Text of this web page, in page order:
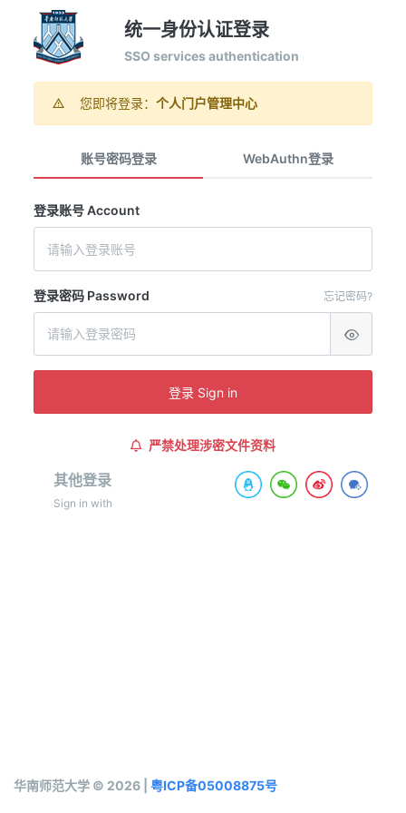
统一身份认证登录
SSO services authentication
您即将登录： 个人门户管理中心
账号密码登录 WebAuthn登录
登录账号 Account
忘记密码?
登录密码 Password
登录 Sign in
严禁处理涉密文件资料
其他登录
Sign in with
华南师范大学 © 2026 | 粤ICP备05008875号